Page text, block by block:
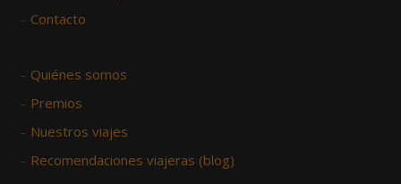
– Contacto
– Quiénes somos
– Premios
– Nuestros viajes
– Recomendaciones viajeras (blog)